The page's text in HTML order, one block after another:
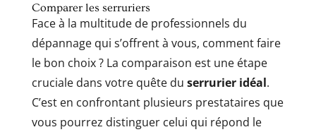
Comparer les serruriers
Face à la multitude de professionnels du
dépannage qui s’offrent à vous, comment faire
le bon choix ? La comparaison est une étape
cruciale dans votre quête du serrurier idéal.
C’est en confrontant plusieurs prestataires que
vous pourrez distinguer celui qui répond le